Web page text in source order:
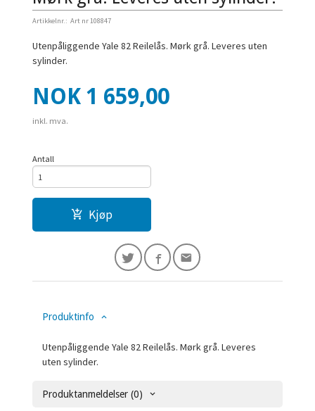
Artikkelnr.: Art nr 108847
Utenpåliggende Yale 82 Reilelås. Mørk grå. Leveres uten
sylinder.
Pris
NOK 1 659,00
inkl. mva.
Antall
Kjøp
Produktinfo
Utenpåliggende Yale 82 Reilelås. Mørk grå. Leveres
uten sylinder.
Produktanmeldelser (0)